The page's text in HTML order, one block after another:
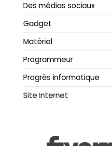
Des médias sociaux
Gadget
Matériel
Programmeur
Progrès informatique
Site Internet